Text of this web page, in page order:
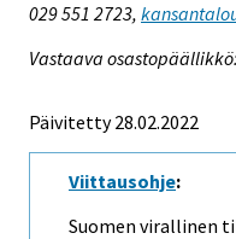
029 551 2723,
Vastaava
Päivitetty 28.02.2022
Viittausohje:
Suomen virallinen